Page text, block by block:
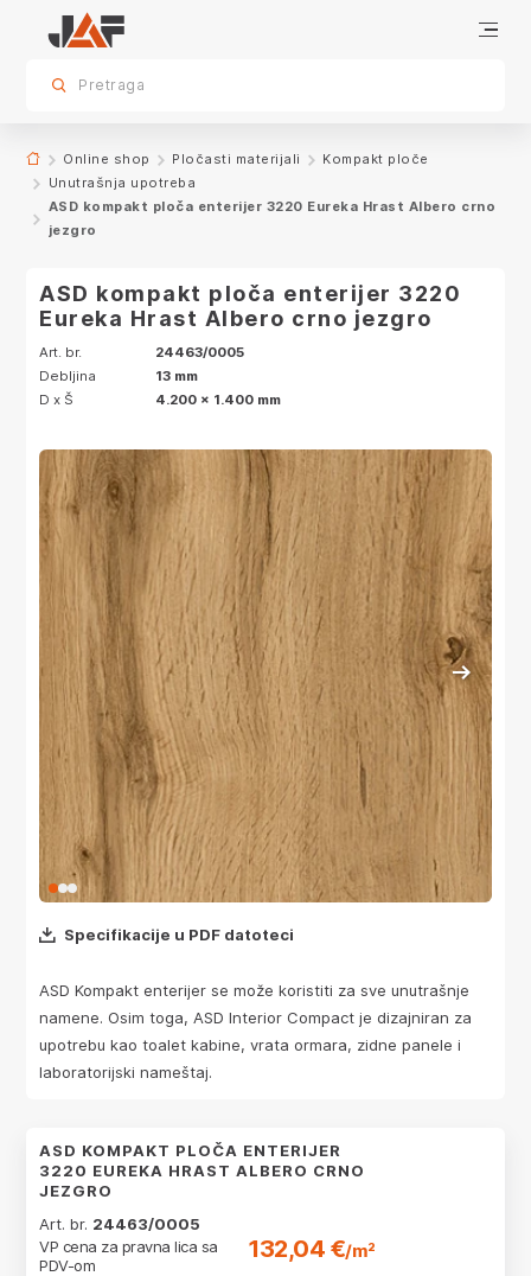
sr.skip-to.main-content
sr.skip-to.table-of-contents
sr.skip-to.main-navigation
Specifikacije
Karakteristike
Pretraga
Online shop Pločasti materijali
Kompakt ploče
Unutrašnja upotreba
ASD kompakt ploča enterijer 3220 Eureka Hrast Albero crno
jezgro
ASD kompakt ploča enterijer 3220
Eureka Hrast Albero crno jezgro
Art. br.
24463/0005
Debljina
13 mm
D x Š
4.200 x 1.400 mm
Specifikacije u PDF datoteci
ASD Kompakt enterijer se može koristiti za sve unutrašnje
namene. Osim toga, ASD Interior Compact je dizajniran za
upotrebu kao toalet kabine, vrata ormara, zidne panele i
laboratorijski nameštaj.
ASD KOMPAKT PLOČA ENTERIJER
3220 EUREKA HRAST ALBERO CRNO
JEZGRO
Art. br. 24463/0005
VP cena za pravna lica sa
PDV-om
132,04 €/m²